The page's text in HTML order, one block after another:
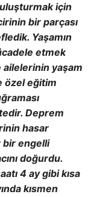
için
bir parçası
Yaşamın
etmek
ailelerinin yaşam
özel eğitim
Deprem
hasar
bir engelli
doğurdu.
4 ay gibi kısa
kısmen